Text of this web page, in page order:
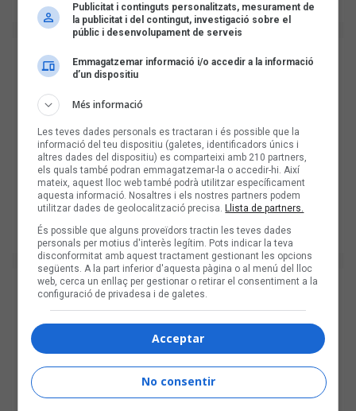
Publicitat i continguts personalitzats, mesurament de
la publicitat i del contingut, investigació sobre el
públic i desenvolupament de serveis
Emmagatzemar informació i/o accedir a la informació
d’un dispositiu
Més informació
Les teves dades personals es tractaran i és possible que la
informació del teu dispositiu (galetes, identificadors únics i
altres dades del dispositiu) es comparteixi amb 210 partners,
els quals també podran emmagatzemar-la o accedir-hi. Així
mateix, aquest lloc web també podrà utilitzar específicament
aquesta informació. Nosaltres i els nostres partners podem
utilitzar dades de geolocalització precisa.Llista de partners.
És possible que alguns proveïdors tractin les teves dades
personals per motius d'interès legítim. Pots indicar la teva
disconformitat amb aquest tractament gestionant les opcions
següents. A la part inferior d'aquesta pàgina o al menú del lloc
web, cerca un enllaç per gestionar o retirar el consentiment a la
configuració de privadesa i de galetes.
Acceptar
No consentir